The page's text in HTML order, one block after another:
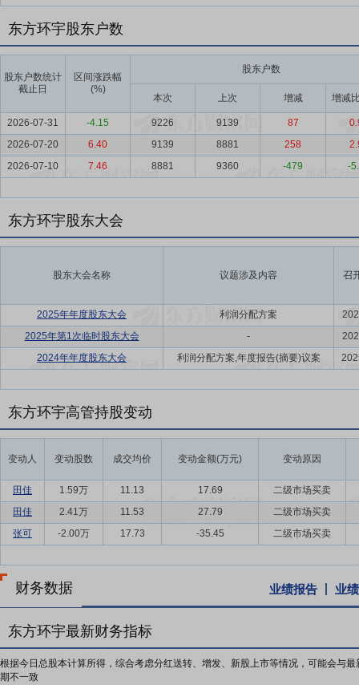
东方环宇股东户数
股东户数统计
截止日
区间涨跌幅
(%)
股东户数
本次 上次 增减 增减
2026-07-31 -4.15 9226 9139 87
2026-07-20
6.40 9139 8881 258
2026-07-10
7.46 8881 9360 -479 -
东方环宇股东大会
股东大会名称 议题涉及内容 召
2025年年度股东大会 利润分配方案
2025年第1次临时股东大会
-
2024年年度股东大会
利润分配方案,年度报告(摘要)议案
东方环宇高管持股变动
变动人 变动股数 成交均价 变动金额(万元) 变动原因
田佳 1.59万 11.13 17.69
二级市场买卖
田佳
2.41万 11.53 27.79
二级市场买卖
张可
-2.00万 17.73 -35.45 二级市场买卖
财务数据 业绩报告 业
东方环宇最新财务指标
根据今日总股本计算所得，综合考虑分红送转、增发、新股上市等情况，可能会与最
期不一致